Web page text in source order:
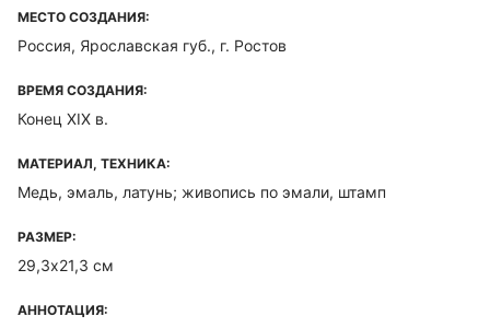
МЕСТО СОЗДАНИЯ:
Россия, Ярославская губ., г. Ростов
ВРЕМЯ СОЗДАНИЯ:
Конец XIX в.
МАТЕРИАЛ, ТЕХНИКА:
Медь, эмаль, латунь; живопись по эмали, штамп
РАЗМЕР:
29,3х21,3 см
АННОТАЦИЯ: